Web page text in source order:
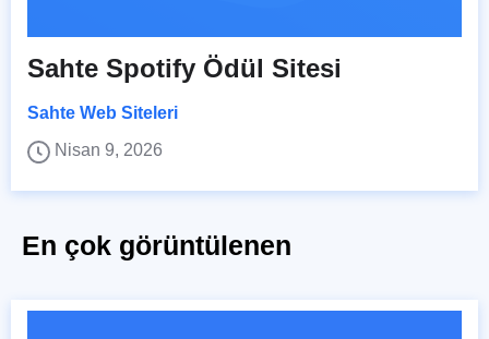
Sahte Spotify Ödül Sitesi
Sahte Web Siteleri
Nisan 9, 2026
En çok görüntülenen